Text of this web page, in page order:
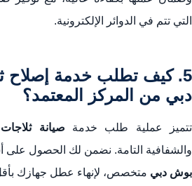
التي تتم في الدوائر الإلكترونية.
5. كيف تطلب خدمة
دبي من المركز المعتمد؟
تتميز عملية طلب خدمة صيانة
والشفافية التامة. نضمن لك الحصول
بوش دبي متخصص، لإنهاء عطل جهازك